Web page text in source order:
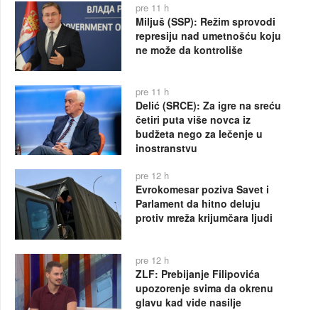
pre 11 h
Miljuš (SSP): Režim sprovodi
represiju nad umetnošću koju
ne može da kontroliše
pre 11 h
Delić (SRCE): Za igre na sreću
četiri puta više novca iz
budžeta nego za lečenje u
inostranstvu
pre 12 h
Evrokomesar poziva Savet i
Parlament da hitno deluju
protiv mreža krijumčara ljudi
pre 12 h
ZLF: Prebijanje Filipovića
upozorenje svima da okrenu
glavu kad vide nasilje